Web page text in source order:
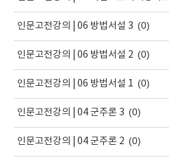
인문고전강의 | 06 방법서설 3 (0)
인문고전강의 | 06 방법서설 2 (0)
인문고전강의 | 06 방법서설 1 (0)
인문고전강의 | 04 군주론 3 (0)
인문고전강의 | 04 군주론 2 (0)